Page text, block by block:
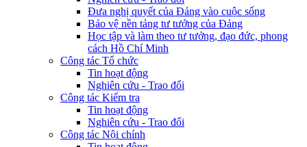
Đưa nghị quyết của Đảng vào cuộc sống
Bảo vệ nền tảng tư tưởng của Đảng
Học tập và làm theo tư tưởng, đạo đức, phong
cách Hồ Chí Minh
Công tác Tổ chức
Tin hoạt động
Nghiên cứu - Trao đổi
Công tác Kiểm tra
Tin hoạt động
Nghiên cứu - Trao đổi
Công tác Nội chính